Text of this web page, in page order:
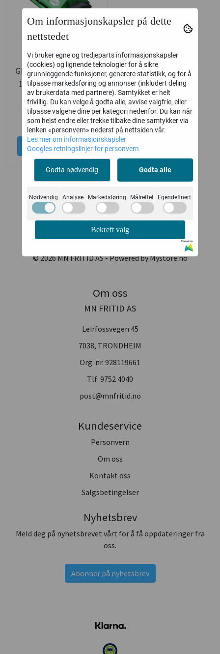
GEO Italia ATVI 120CM
15HK BEITEPUSSER
M/ELSTART
36.990,- 32.990,-
Kjøp
MN FRITID AS
© 2026 MN FRITID AS - Powered byMystore.no
Om oss
MN FRITID AS
Leirfossvegen 45
7038, TRONDHEIM
Org. nr. 928119661
Tlf: 9752 4040
post@mnfritid.no
Kundeservice
Personvern
Om oss
Kontakt oss
Salgsbetingelser
Nyhetsbrev
Meld deg på nyhetsbrevet vårt for å få oppdateringer fra
oss.
Abonner på nyhetsbrev
Om informasjonskapsler på dette
nettstedet
Vi bruker egne og tredjeparts informasjonskapsler
(cookies) og lignende teknologier for å sikre
grunnleggende funksjoner, generere statistikk, og for å
tilpasse markedsføring og annonser (inkludert deling
av brukerdata med partnere). Samtykket er helt
frivillig. Du kan velge å godta alle, avvise valgfrie, eller
tilpasse valgene dine per kategori nedenfor. Du kan når
som helst endre eller trekke tilbake dine samtykker via
lenken «personvern» nederst på nettsiden vår.
Les mer om informasjonskapsler
Googles retningslinjer for personvern
Godta nødvendig Godta alle
Nødvendig Analyse Markedsføring Målrettet Egendefinert
Bekreft valg
Drevet av